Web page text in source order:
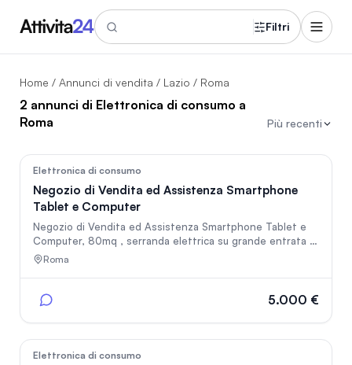
Filtri
Home / Annunci di vendita / Lazio / Roma
2 annunci di Elettronica di consumo a
Roma
Più recenti
Elettronica di consumo
Negozio di Vendita ed Assistenza Smartphone
Tablet e Computer
Negozio di Vendita ed Assistenza Smartphone Tablet e
Computer, 80mq , serranda elettrica su grande entrata di
9 metri in centro commerciale di grande passaggio,
metri lineari di esposizione accessori completo di
negozi, la maggior parte in centri commerciali, se
interessati si può parlare anche di quelli.
Roma
5.000 €
Elettronica di consumo